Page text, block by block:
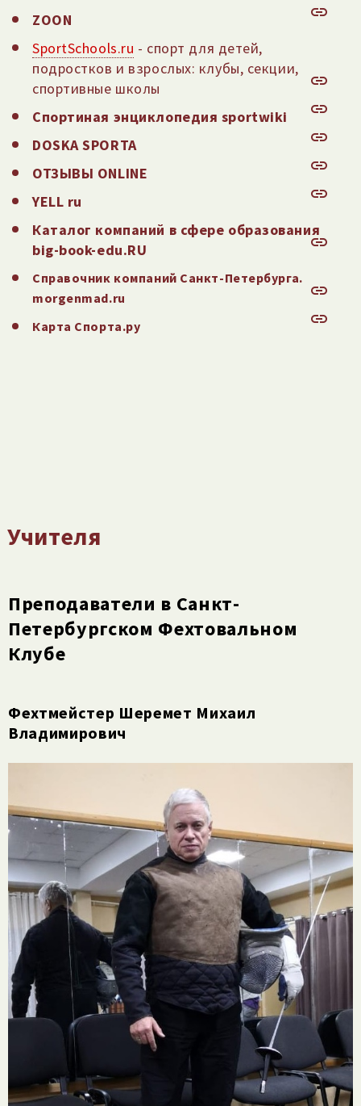
ZOON
SportSchools.ru - спорт для детей,
подростков и взрослых: клубы, секции,
спортивные школы
Спортиная энциклопедия sportwiki
DOSKA SPORTA
ОТЗЫВЫ ONLINE
YELL ru
Каталог компаний в сфере образования
big-book-edu.RU
Справочник компаний Санкт-Петербурга.
morgenmad.ru
Карта Спорта.ру
Учителя
Преподаватели в Санкт-
Петербургском Фехтовальном
Клубе
Фехтмейстер Шеремет Михаил
Владимирович